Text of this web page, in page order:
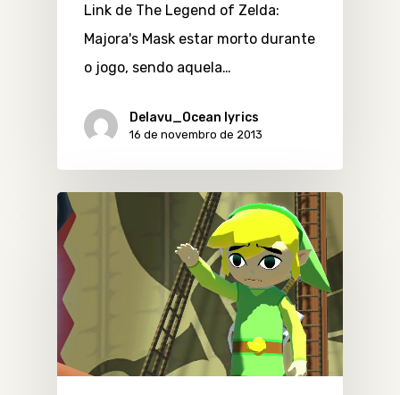
Link de The Legend of Zelda:
Majora's Mask estar morto durante
o jogo, sendo aquela…
Delavu_Ocean lyrics
16 de novembro de 2013